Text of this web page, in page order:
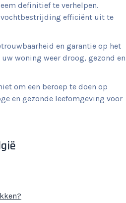
definitief te verhelpen.
vochtbestrijding efficiënt uit te
en garantie op het
woning weer droog, gezond en
om een beroep te doen op
en gezonde leefomgeving voor